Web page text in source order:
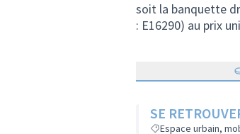
soit la banquette
: E16290) au prix
SE
Espace urbain,